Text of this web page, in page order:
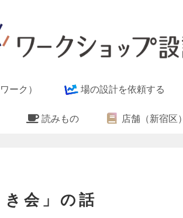
ーク） 場の設計を依頼する
読みもの 店舗（新宿区）
会」の話